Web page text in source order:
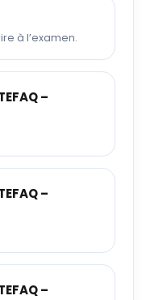
à l’examen.
–
–
–